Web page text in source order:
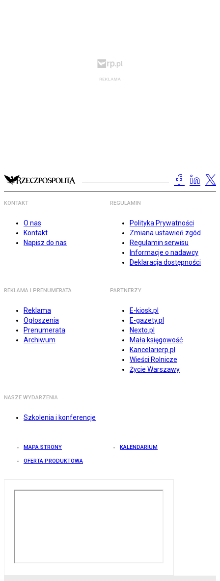
KONTAKT
O nas
Kontakt
Napisz do nas
REGULAMIN
Polityka Prywatności
Zmiana ustawień zgód
Regulamin serwisu
Informacje o nadawcy
Deklaracja dostępności
REKLAMA I PRENUMERATA
Reklama
Ogłoszenia
Prenumerata
Archiwum
PARTNERZY
E-kiosk.pl
E-gazety.pl
Nexto.pl
Mała księgowość
Kancelarierp.pl
Wieści Rolnicze
Życie Warszawy
NASZE WYDARZENIA
Szkolenia i konferencje
MAPA STRONY KALENDARIUM
OFERTA PRODUKTOWA